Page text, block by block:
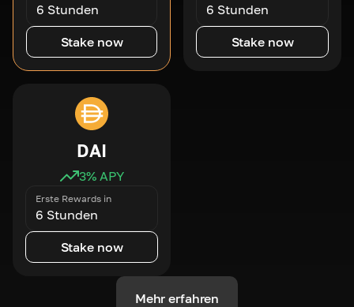
6 Stunden
Stake now
6 Stunden
Stake now
DAI
3% APY
Erste Rewards in
6 Stunden
Stake now
Mehr erfahren